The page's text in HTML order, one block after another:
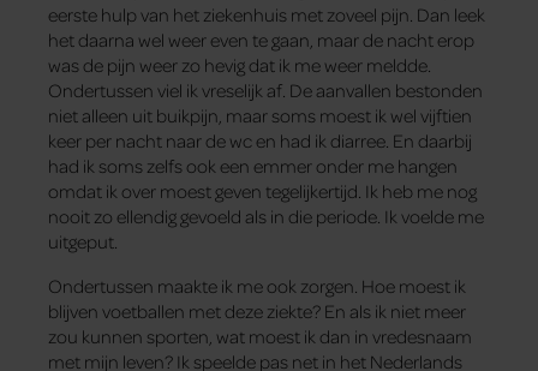
eerste hulp van het ziekenhuis met zoveel pijn. Dan leek
het daarna wel weer even te gaan, maar de nacht erop
was de pijn weer zo hevig dat ik me weer meldde.
Ondertussen viel ik vreselijk af. De aanvallen bestonden
niet alleen uit buikpijn, maar soms moest ik wel vijftien
keer per nacht naar de wc en had ik diarree. En daarbij
had ik soms zelfs ook een emmer onder me hangen
omdat ik over moest geven tegelijkertijd. Ik heb me nog
nooit zo ellendig gevoeld als in die periode. Ik voelde me
uitgeput.
Ondertussen maakte ik me ook zorgen. Hoe moest ik
blijven voetballen met deze ziekte? En als ik niet meer
zou kunnen sporten, wat moest ik dan in vredesnaam
met mijn leven? Ik speelde pas net in het Nederlands